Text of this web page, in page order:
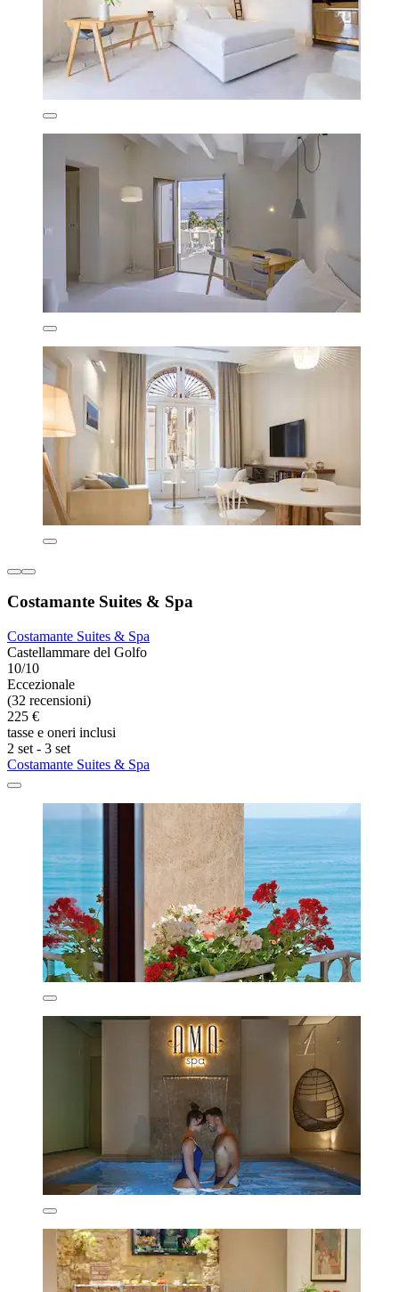
Costamante Suites & Spa
Costamante Suites & Spa
Castellammare del Golfo
10/10
Eccezionale
(32 recensioni)
225 €
tasse e oneri inclusi
2 set - 3 set
Costamante Suites & Spa